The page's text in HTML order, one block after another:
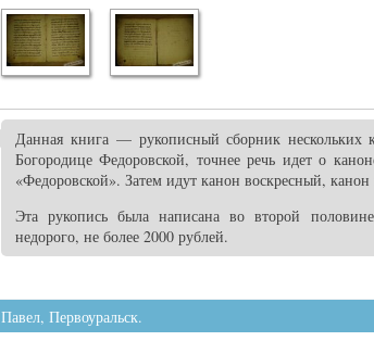
Данная книга — рукописный сборник нескольких
Богородице Федоровской, точнее речь идет о
«Федоровской». Затем идут канон воскресный,
Эта рукопись была написана во второй
недорого, не более 2000 рублей.
Павел, Первоуральск.